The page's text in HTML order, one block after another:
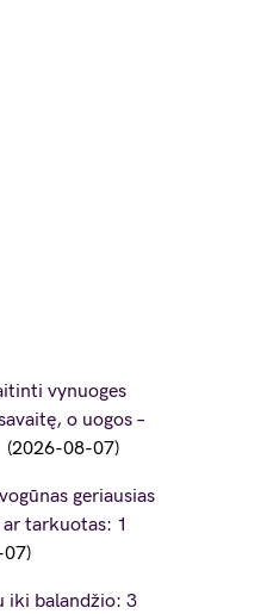
vynuoges
o uogos –
2026-08-07
geriausias
tarkuotas: 1
07
iki balandžio: 3